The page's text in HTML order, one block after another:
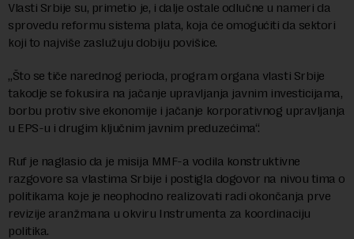
Vlasti Srbije su, primetio je, i dalje ostale odlučne u nameri da
sprovedu reformu sistema plata, koja će omogućiti da sektori
koji to najviše zaslužuju dobiju povišice.
„Što se tiče narednog perioda, program organa vlasti Srbije
takodje se fokusira na jačanje upravljanja javnim investicijama,
borbu protiv sive ekonomije i jačanje korporativnog upravljanja
u EPS-u i drugim ključnim javnim preduzećima“.
Ruf je naglasio da je misija MMF-a vodila konstruktivne
razgovore sa vlastima Srbije i postigla dogovor na nivou tima o
politikama koje je neophodno realizovati radi okončanja prve
revizije aranžmana u okviru Instrumenta za koordinaciju
politika.